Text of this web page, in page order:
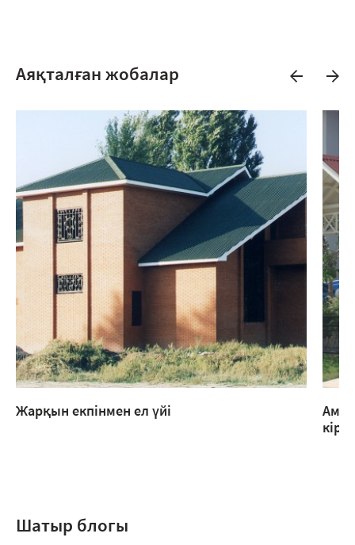
Аяқталған жобалар
Жарқын екпінмен ел үйі
Шатыр блогы